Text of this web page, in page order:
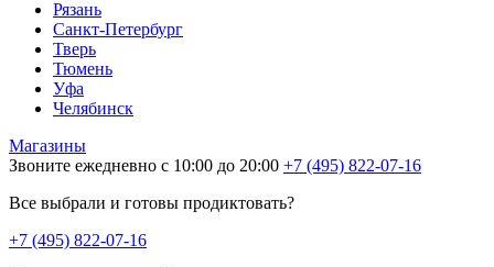
Рязань
Санкт-Петербург
Тверь
Тюмень
Уфа
Челябинск
Магазины
Звоните ежедневно с 10:00 до 20:00 +7 (495) 822-07-16
Все выбрали и готовы продиктовать?
+7 (495) 822-07-16